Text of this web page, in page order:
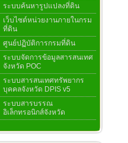
ระบบค้นหารูปแปลงที่ดิน
เว็บไซต์หน่วยงานภายในกรม
ที่ดิน
ศูนย์ปฏิบัติการกรมที่ดิน
ระบบจัดการข้อมูลสารสนเทศ
จังหวัด POC
ระบบสารสนเทศทรัพยากร
บุคคลจังหวัด DPIS v5
ระบบสารบรรณ
อิเล็กทรอนิกส์จังหวัด